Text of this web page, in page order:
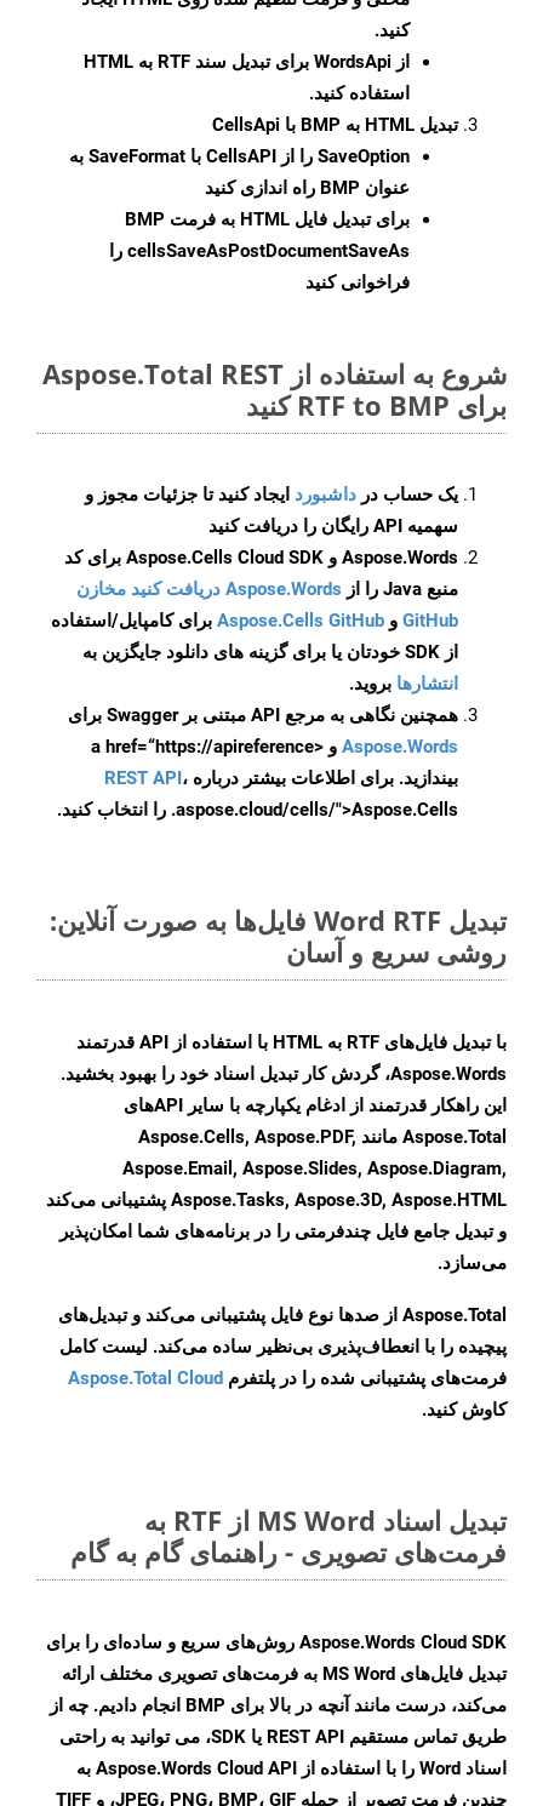
کنید.
از WordsApi برای تبدیل سند RTF به HTML
استفاده کنید.
تبدیل HTML به BMP با CellsApi
SaveOption
را از CellsAPI با SaveFormat به
عنوان BMP راه اندازی کنید
برای تبدیل فایل HTML به فرمت
BMP
cellsSaveAsPostDocumentSaveAs را
فراخوانی کنید
شروع به استفاده از Aspose.Total REST
برای RTF to BMP کنید
یک حساب در داشبورد ایجاد کنید تا جزئیات مجوز و
سهمیه API رایگان را دریافت کنید
Aspose.Words و Aspose.Cells Cloud SDK برای کد
منبع Java را از
Aspose.Words دریافت کنید مخازن
GitHub و Aspose.Cells GitHub برای کامپایل/استفاده
از SDK خودتان یا برای گزینه های دانلود جایگزین به
انتشارها بروید.
همچنین نگاهی به مرجع API مبتنی بر Swagger برای
Aspose.Words
و <a href=“https://apireference
بیندازید. برای اطلاعات بیشتر درباره REST API،
.aspose.cloud/cells/">Aspose.Cells را انتخاب کنید.
تبدیل Word RTF فایل‌ها به صورت آنلاین:
روشی سریع و آسان
با تبدیل فایل‌های RTF به HTML با استفاده از API قدرتمند
Aspose.Words، گردش کار تبدیل اسناد خود را بهبود بخشید.
این راهکار قدرتمند از ادغام یکپارچه با سایر APIهای
Aspose.Total مانند Aspose.Cells, Aspose.PDF,
Aspose.Email, Aspose.Slides, Aspose.Diagram,
Aspose.Tasks, Aspose.3D, Aspose.HTML پشتیبانی می‌کند
و تبدیل جامع فایل چندفرمتی را در برنامه‌های شما امکان‌پذیر
می‌سازد.
Aspose.Total از صدها نوع فایل پشتیبانی می‌کند و تبدیل‌های
پیچیده را با انعطاف‌پذیری بی‌نظیر ساده می‌کند. لیست کامل
فرمت‌های پشتیبانی شده را در پلتفرم Aspose.Total Cloud
کاوش کنید.
تبدیل اسناد MS Word از RTF به
فرمت‌های تصویری - راهنمای گام به گام
Aspose.Words Cloud SDK روش‌های سریع و ساده‌ای را برای
تبدیل فایل‌های MS Word به فرمت‌های تصویری مختلف ارائه
می‌کند، درست مانند آنچه در بالا برای BMP انجام دادیم. چه از
طریق تماس مستقیم REST API یا SDK، می توانید به راحتی
اسناد Word را با استفاده از Aspose.Words Cloud API به
چندین فرمت تصویر از جمله JPEG، PNG، BMP، GIF، و TIFF